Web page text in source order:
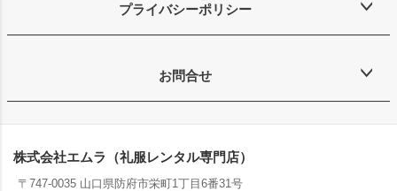
プライバシーポリシー
お問合せ
株式会社エムラ（礼服レンタル専門店）
〒747-0035 山口県防府市栄町1丁目6番31号